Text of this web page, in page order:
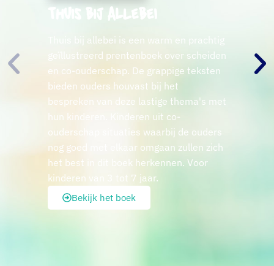
Thuis bij allebei
Thuis bij allebei is een warm en prachtig
geïllustreerd prentenboek over scheiden
en co-ouderschap. De grappige teksten
bieden ouders houvast bij het
bespreken van deze lastige thema's met
hun kinderen. Kinderen uit co-
ouderschap situaties waarbij de ouders
nog goed met elkaar omgaan zullen zich
het best in dit boek herkennen. Voor
kinderen van 3 tot 7 jaar.
Bekijk het boek